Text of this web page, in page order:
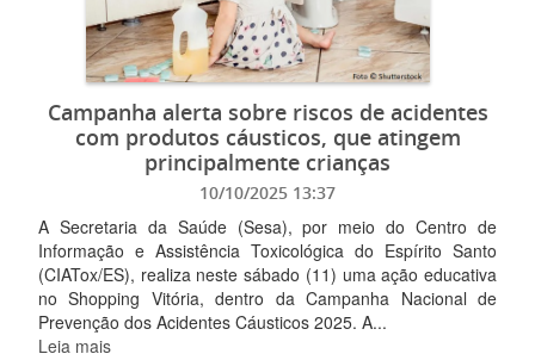
Campanha alerta sobre riscos de acidentes
com produtos cáusticos, que atingem
principalmente crianças
10/10/2025 13:37
A Secretaria da Saúde (Sesa), por meio do Centro de
Informação e Assistência Toxicológica do Espírito Santo
(CIATox/ES), realiza neste sábado (11) uma ação educativa
no Shopping Vitória, dentro da Campanha Nacional de
Prevenção dos Acidentes Cáusticos 2025. A...
Leia mais